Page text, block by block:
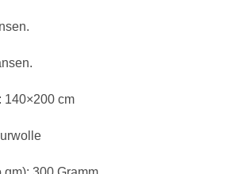
140×200 cm